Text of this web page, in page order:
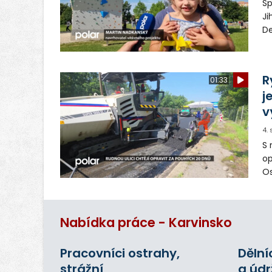
01:33
4.
S
Nabídka práce - Karvinsko
Pracovníci ostrahy,